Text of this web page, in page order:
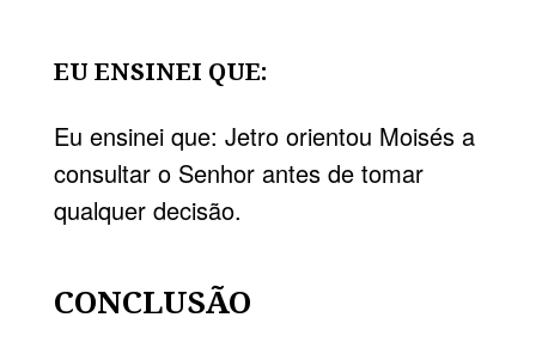
EU ENSINEI QUE:
Eu ensinei que: Jetro orientou Moisés a
consultar o Senhor antes de tomar
qualquer decisão.
CONCLUSÃO